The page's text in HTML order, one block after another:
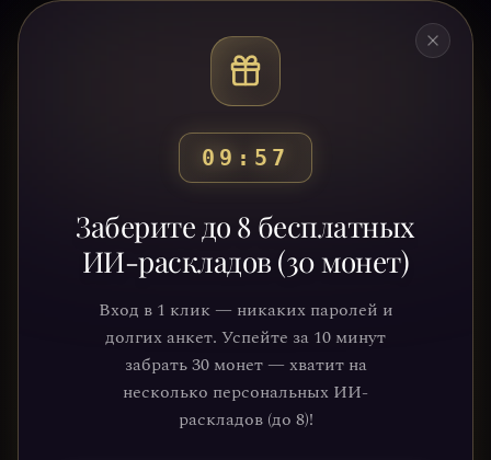
09:53
Заберите до 8 бесплатных
ИИ-раскладов (30 монет)
Вход в 1 клик — никаких паролей и
долгих анкет. Успейте за 10 минут
забрать 30 монет — хватит на
несколько персональных ИИ-
раскладов (до 8)!
Готовы узнать свой
путь?
Присоединяйтесь к тысячам людей,
которые обрели ясность и понимание
через нашу платформу. Ваше
путешествие к себе уже ждёт.